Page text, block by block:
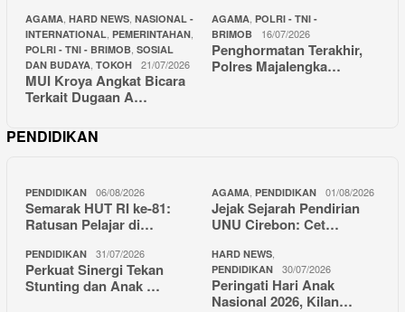
AGAMA HARD NEWS NASIONAL -
INTERNATIONAL PEMERINTAHAN
POLRI - TNI - BRIMOB SOSIAL
DAN BUDAYA TOKOH 21/07/2026
MUI Kroya Angkat Bicara
Terkait Dugaan A…
AGAMA POLRI - TNI -
BRIMOB
16/07/2026
Penghormatan Terakhir,
Polres Majalengka…
PENDIDIKAN
PENDIDIKAN 06/08/2026
Semarak HUT RI ke-81:
Ratusan Pelajar di…
AGAMA PENDIDIKAN 01/08/2026
Jejak Sejarah Pendirian
UNU Cirebon: Cet…
PENDIDIKAN 31/07/2026
Perkuat Sinergi Tekan
Stunting dan Anak …
HARD NEWS
PENDIDIKAN 30/07/2026
Peringati Hari Anak
Nasional 2026, Kilan…